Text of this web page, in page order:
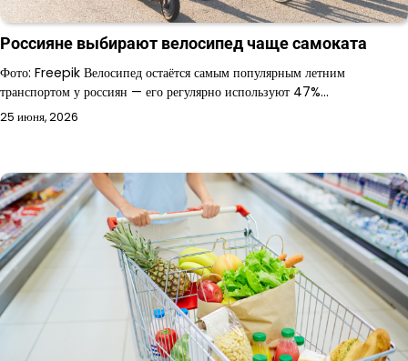
Россияне выбирают велосипед чаще самоката
Фото: Freepik Велосипед остаётся самым популярным летним
транспортом у россиян — его регулярно используют 47%…
25 июня, 2026